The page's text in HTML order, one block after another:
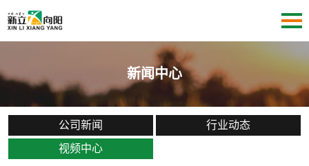
新闻中心
公司新闻
行业动态
视频中心